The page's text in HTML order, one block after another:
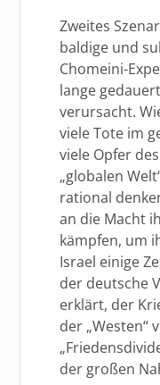
Zweites
baldige und
Chomeini-
lange
verursacht.
viele Tote im
viele Opfer
„globalen
rational
an die Macht
kämpfen, um
Israel einige
der deutsche
erklärt, der
der „Westen“
der großen